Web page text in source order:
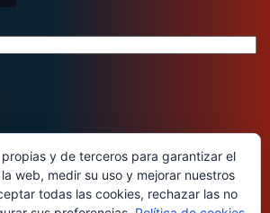
y de terceros para garantizar el
web, medir su uso y mejorar nuestros
todas las cookies, rechazar las no